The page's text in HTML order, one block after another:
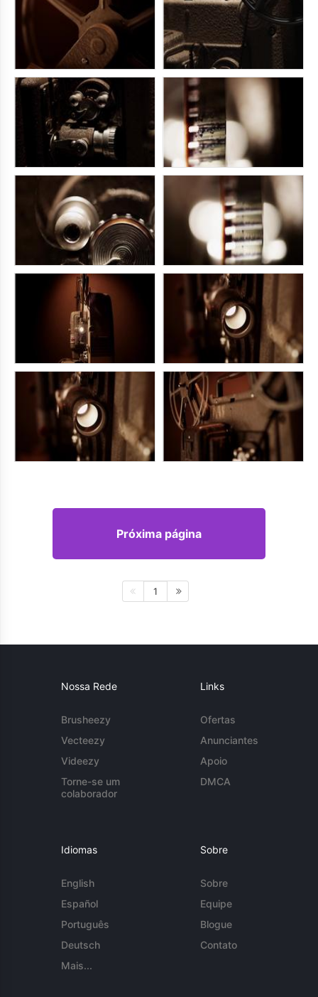
Próxima página
1
Nossa Rede
Brusheezy
Vecteezy
Videezy
Torne-se um
colaborador
Links
Ofertas
Anunciantes
Apoio
DMCA
Idiomas
English
Español
Português
Deutsch
Mais...
Sobre
Sobre
Equipe
Blogue
Contato